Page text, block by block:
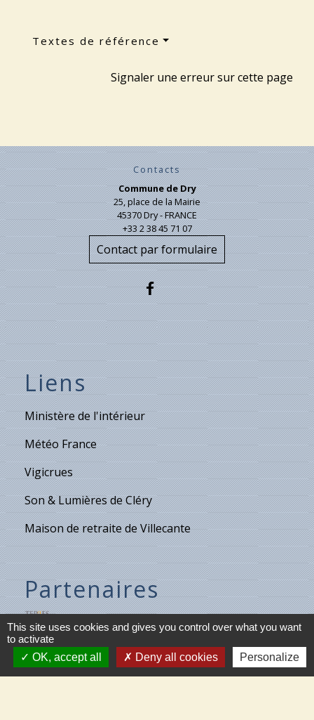
Textes de référence
Signaler une erreur sur cette page
Contacts
Commune de Dry
25, place de la Mairie
45370 Dry - FRANCE
+33 2 38 45 71 07
Contact par formulaire
Liens
Ministère de l'intérieur
Météo France
Vigicrues
Son & Lumières de Cléry
Maison de retraite de Villecante
Partenaires
C.C.T.V.L.
Meung-sur-Loire
Beaugency
This site uses cookies and gives you control over what you want
to activate
OK, accept all
Deny all cookies Personalize